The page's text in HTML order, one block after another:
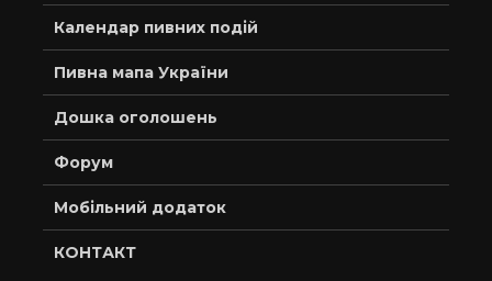
Календар пивних подій
Пивна мапа України
Дошка оголошень
Форум
Мобільний додаток
КОНТАКТ